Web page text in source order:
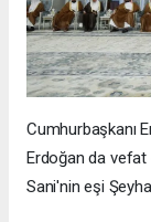
Cumhurbaşkanı
Erdoğan da vefat
Sani'nin eşi